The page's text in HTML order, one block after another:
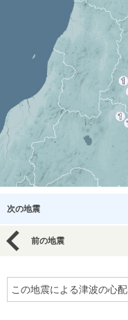
次の地震
前の地震
この地震による津波の心配